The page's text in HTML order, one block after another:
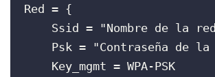
Red = {
Ssid = "Nombre de la
Psk = "Contraseña de la
Key_mgmt = WPA-PSK